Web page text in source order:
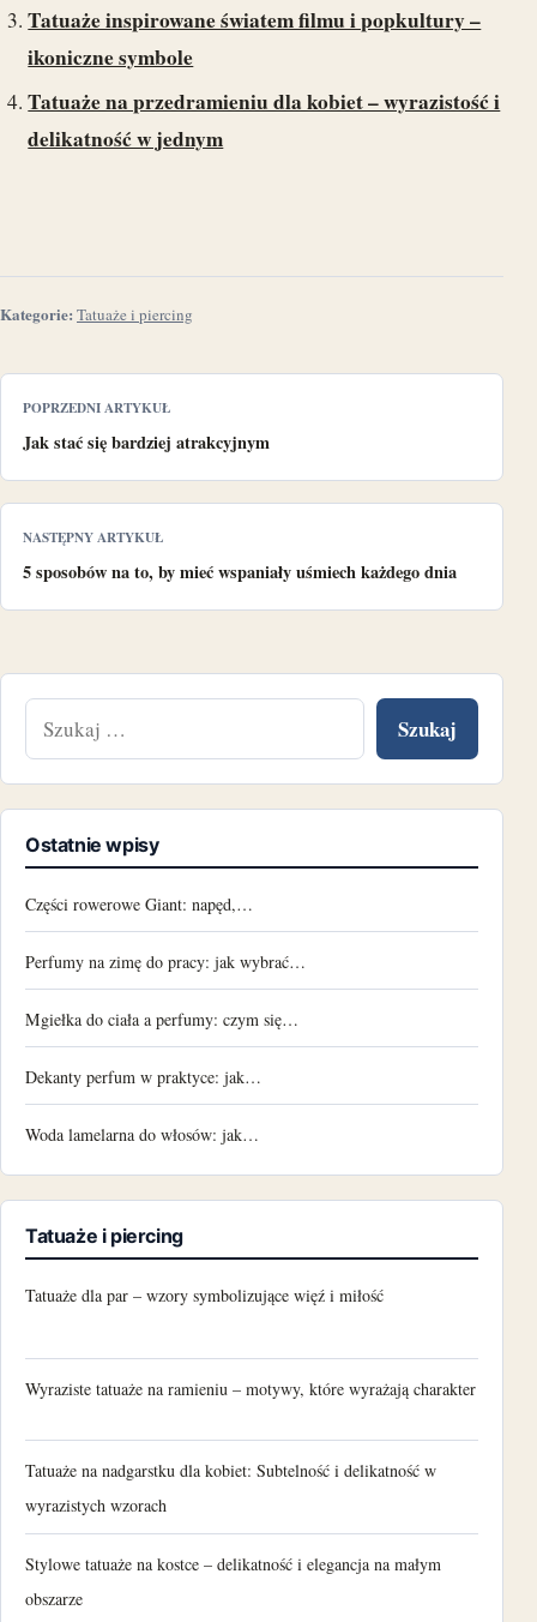
Tatuaże inspirowane światem filmu i popkultury –
ikoniczne symbole
Tatuaże na przedramieniu dla kobiet – wyrazistość i
delikatność w jednym
Kategorie: Tatuaże i piercing
POPRZEDNI ARTYKUŁ
Jak stać się bardziej atrakcyjnym
NASTĘPNY ARTYKUŁ
5 sposobów na to, by mieć wspaniały uśmiech każdego dnia
Ostatnie wpisy
Części rowerowe Giant: napęd,…
Perfumy na zimę do pracy: jak wybrać…
Mgiełka do ciała a perfumy: czym się…
Dekanty perfum w praktyce: jak…
Woda lamelarna do włosów: jak…
Tatuaże i piercing
Tatuaże dla par – wzory symbolizujące więź i miłość
Wyraziste tatuaże na ramieniu – motywy, które wyrażają charakter
Tatuaże na nadgarstku dla kobiet: Subtelność i delikatność w
wyrazistych wzorach
Stylowe tatuaże na kostce – delikatność i elegancja na małym
obszarze